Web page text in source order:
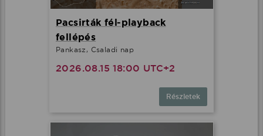
Pacsirták fél-playback
fellépés
Pankasz, Csaladi nap
2026.08.15 18:00 UTC+2
Részletek